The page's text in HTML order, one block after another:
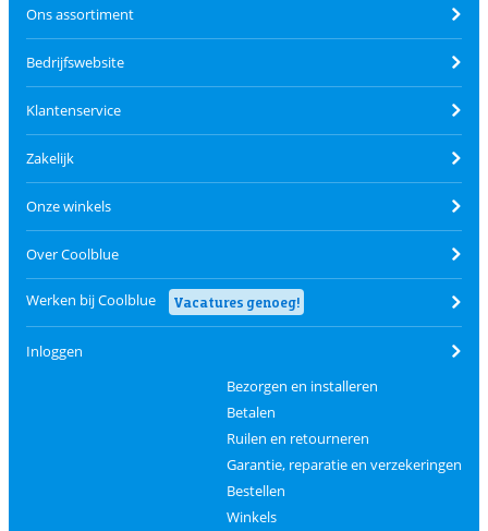
Ons assortiment
Bedrijfswebsite
Klantenservice
Zakelijk
Onze winkels
Over Coolblue
Werken bij Coolblue Vacatures genoeg!
Inloggen
Bezorgen en installeren
Betalen
Ruilen en retourneren
Garantie, reparatie en verzekeringen
Bestellen
Winkels